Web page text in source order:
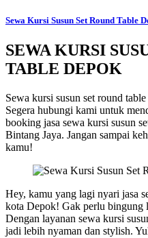
Sewa Kursi Susun Set Round Table
SEWA KURSI
TABLE DEPOK
Sewa kursi susun set round
Segera hubungi kami untuk
booking jasa sewa kursi susun
Bintang Jaya. Jangan sampai
kamu!
Hey, kamu yang lagi nyari jasa
kota Depok! Gak perlu bingung
Dengan layanan sewa kursi
jadi lebih nyaman dan stylish.